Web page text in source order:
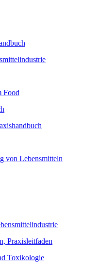
Food
von Lebensmitteln
Praxisleitfaden
Toxikologie